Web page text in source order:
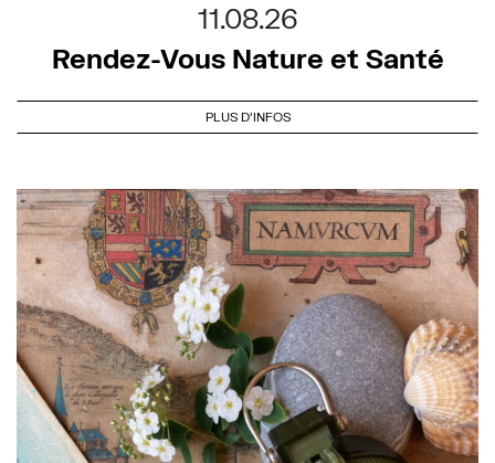
11.08.26
Rendez-Vous Nature et Santé
PLUS D'INFOS